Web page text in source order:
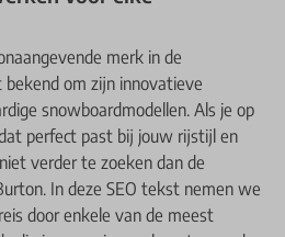
merk in de
om zijn innovatieve
snowboardmodellen. Als je op
perfect past bij jouw rijstijl en
verder te zoeken dan de
In deze SEO tekst nemen we
door enkele van de meest